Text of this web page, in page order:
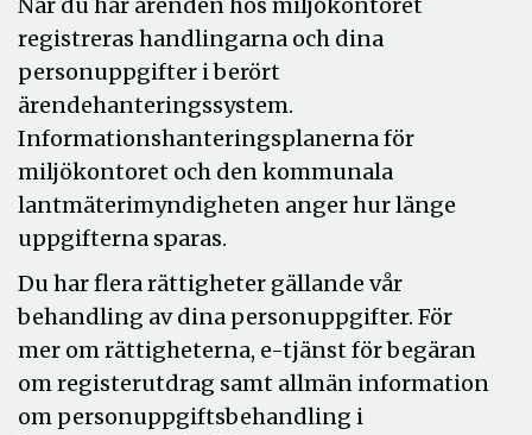
registreras handlingarna och dina
personuppgifter i berört
ärendehanteringssystem.
Informationshanteringsplanerna för
miljökontoret och den kommunala
lantmäterimyndigheten anger hur länge
uppgifterna sparas.
Du harflera rättigheter gällande vår
behandling av dina personuppgifter. För
mer om rättigheterna, e-tjänst för begäran
om registerutdrag samt allmän information
om personuppgiftsbehandling i